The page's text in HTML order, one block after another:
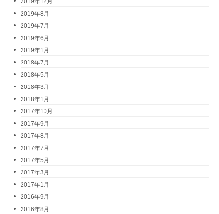
2019年12月
2019年8月
2019年7月
2019年6月
2019年1月
2018年7月
2018年5月
2018年3月
2018年1月
2017年10月
2017年9月
2017年8月
2017年7月
2017年5月
2017年3月
2017年1月
2016年9月
2016年8月